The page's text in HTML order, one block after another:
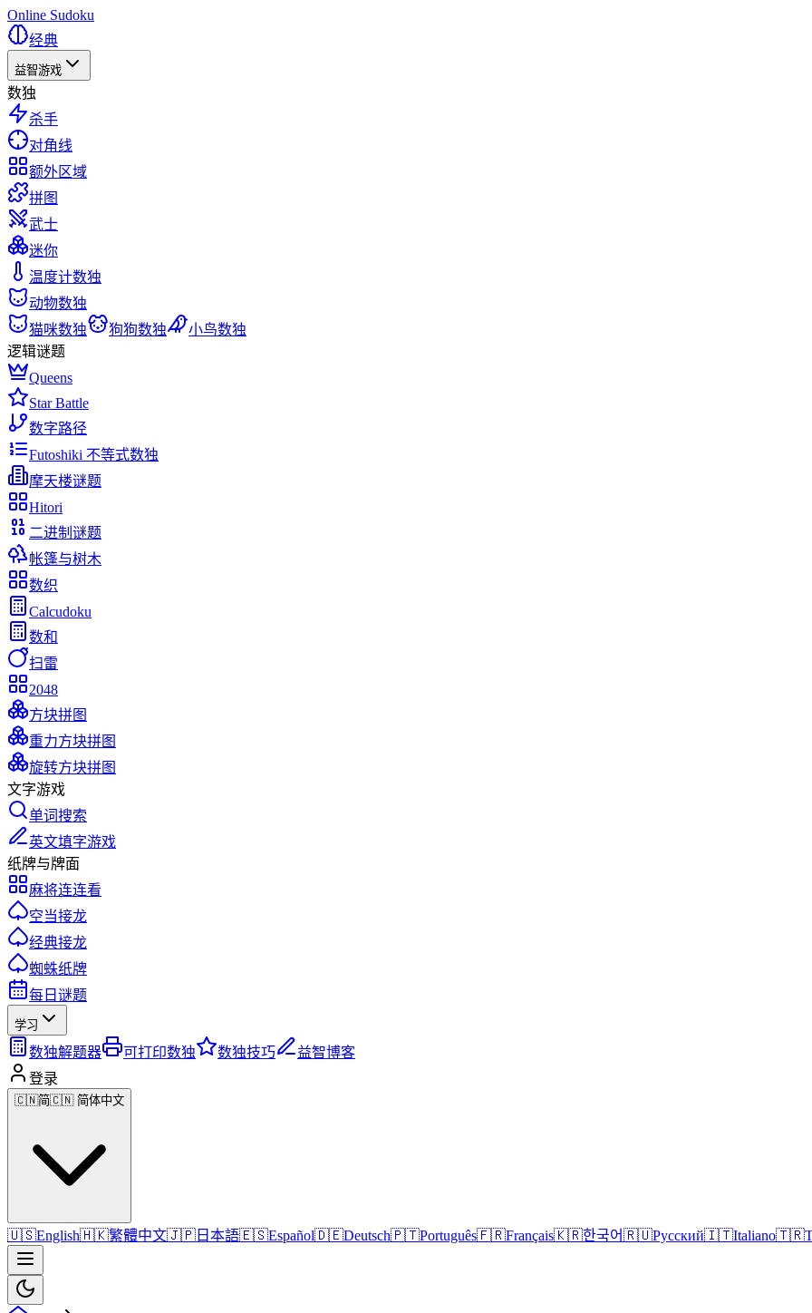
Online Sudoku
经典
益智游戏
数独
杀手
对角线
额外区域
拼图
武士
迷你
温度计数独
动物数独
猫咪数独
狗狗数独
小鸟数独
逻辑谜题
Queens
Star Battle
数字路径
Futoshiki 不等式数独
摩天楼谜题
Hitori
二进制谜题
帐篷与树木
数织
Calcudoku
数和
扫雷
2048
方块拼图
重力方块拼图
旋转方块拼图
文字游戏
单词搜索
英文填字游戏
纸牌与牌面
麻将连连看
空当接龙
经典接龙
蜘蛛纸牌
每日谜题
学习
数独解题器 可打印数独 数独技巧
益智博客
登录
🇨🇳简🇨🇳 简体中文
🇺🇸English🇭🇰繁體中文🇯🇵 日本語🇪🇸Español🇩🇪Deutsch🇵🇹Português🇫🇷Français🇰🇷한국어🇷🇺Русский🇮🇹Italiano🇹🇷